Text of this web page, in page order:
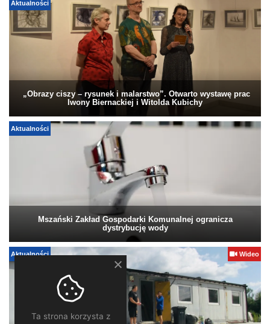
Aktualności
„Obrazy ciszy – rysunek i malarstwo”. Otwarto wystawę prac
Iwony Biernackiej i Witolda Kubichy
Aktualności
Mszański Zakład Gospodarki Komunalnej ogranicza
dystrybucję wody
Aktualności Wideo
Ta strona korzysta z